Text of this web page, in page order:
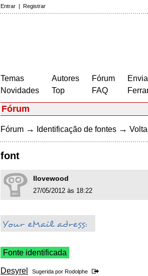
Entrar | Registrar
Temas
Novidades
Autores
Top
Fórum
FAQ
Fórum
Fórum → Identificação de fontes →
font
Ilovewood
27/05/2012 às 18:22
Fonte identificada
Desyrel Sugerida por Rodolphe